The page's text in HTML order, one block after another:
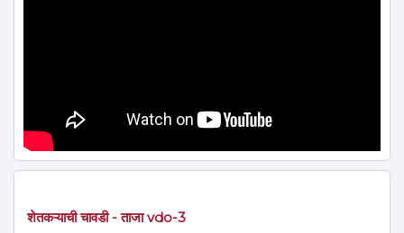
शेतकऱ्याची चावडी - ताजा vdo-3